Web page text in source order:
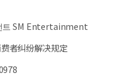
트 SM Entertainment
者纠纷解决规定